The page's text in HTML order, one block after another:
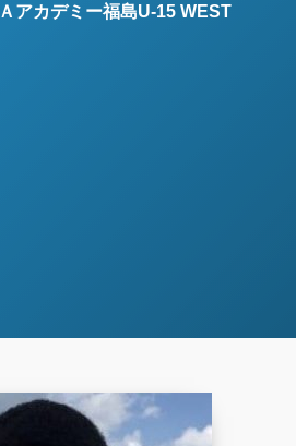
アカデミー福島U-15 WEST